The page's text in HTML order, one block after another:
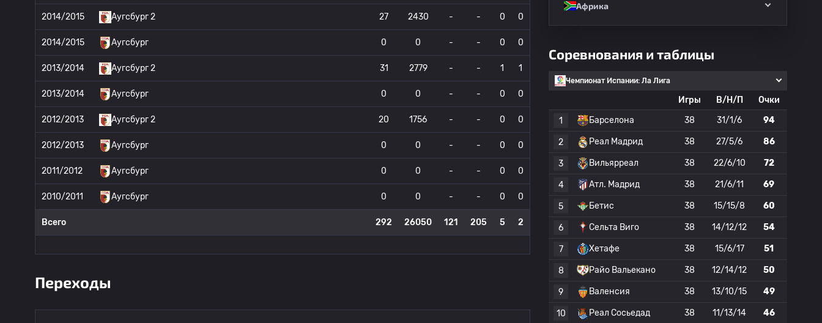
2014/2015 Аугсбург 2 27 2430 - - 0 0
2014/2015 Аугсбург 0 0 - - 0 0
2013/2014 Аугсбург 2 31 2779 - - 1 1
2013/2014 Аугсбург 0 0 - - 0 0
2012/2013 Аугсбург 2 20 1756 - - 0 0
2012/2013 Аугсбург 0 0 - - 0 0
2011/2012 Аугсбург 0 0 - - 0 0
2010/2011 Аугсбург 0 0 - - 0 0
Всего 292 26050 121 205 5 2
Переходы
Африка
Соревнования и таблицы
Чемпионат Испании: Ла Лига
Игры В/Н/П
Очки
1
Барселона 38 31/1/6 94
2 Реал Мадрид 38 27/5/6 86
3 Вильярреал 38 22/6/10 72
4 Атл. Мадрид 38 21/6/11 69
5 Бетис 38 15/15/8 60
6 Сельта Виго 38 14/12/12 54
7 Хетафе 38 15/6/17 51
8 Райо Вальекано 38 12/14/12 50
9 Валенсия 38 13/10/15 49
10 Реал Сосьедад 38 11/13/14 46